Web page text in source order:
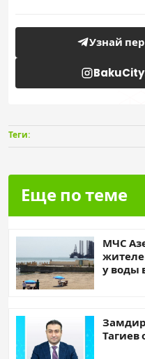
Узнай
Теги:
Еще по теме
МЧС
у воды
Тагиев